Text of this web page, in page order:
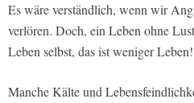
Es wäre verständlich, wenn wir
verlören. Doch, ein Leben ohne
Leben selbst, das ist weniger Leben!
Manche Kälte und